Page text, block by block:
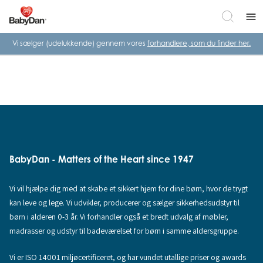
menu
Vi sælger (udelukkende) gennem vores forhandlere, som du finder her.
BabyDan - Matters of the Heart since 1947
Vi vil hjælpe dig med at skabe et sikkert hjem for dine børn, hvor de trygt
kan leve og lege. Vi udvikler, producerer og sælger sikkerhedsudstyr til
børn i alderen 0-3 år. Vi forhandler også et bredt udvalg af møbler,
madrasser og udstyr til badeværelset for børn i samme aldersgruppe.
Vi er ISO 14001 miljøcertificeret, og har vundet utallige priser og awards